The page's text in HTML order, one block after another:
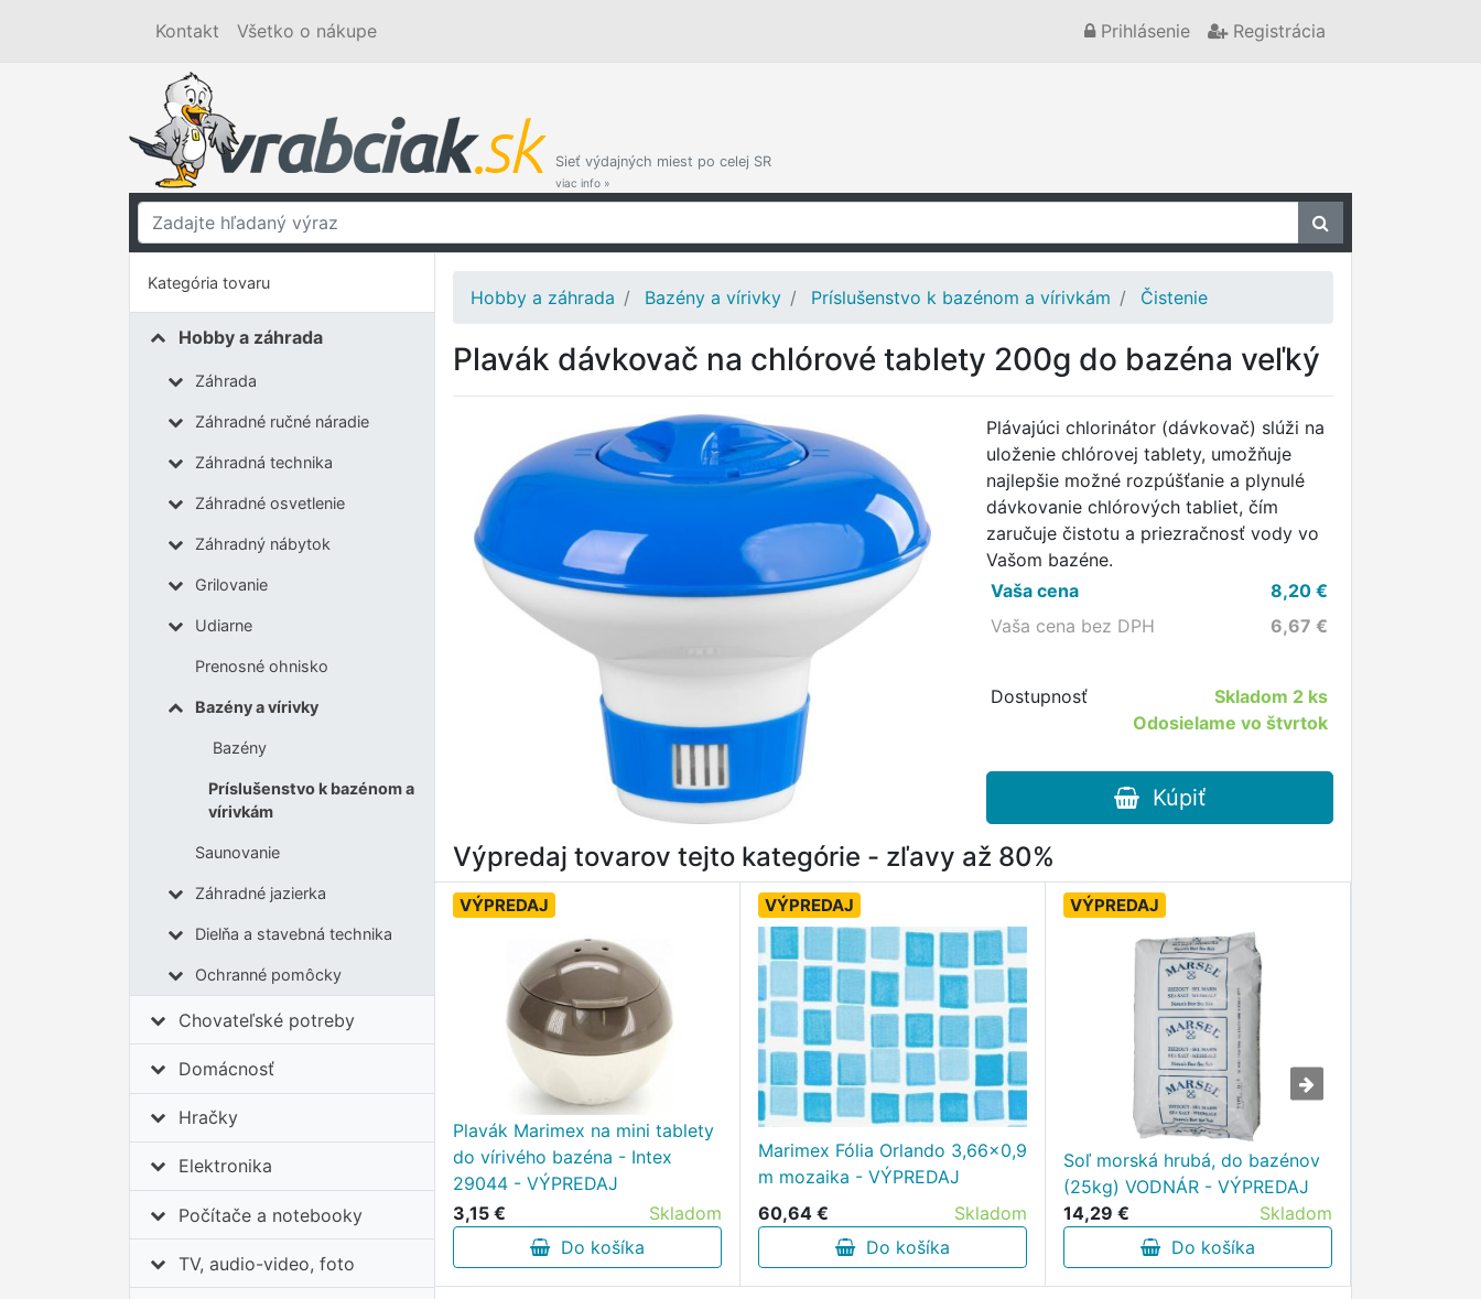
Kontakt Všetko o nákupe Prihlásenie Registrácia
Sieť výdajných miest po celej SR
viac info »
Kategória tovaru
Hobby a záhrada
Záhrada
Záhradné ručné náradie
Záhradná technika
Záhradné osvetlenie
Záhradný nábytok
Grilovanie
Udiarne
Prenosné ohnisko
Bazény a vírivky
Bazény
Príslušenstvo k bazénom a
vírivkám
Saunovanie
Záhradné jazierka
Dielňa a stavebná technika
Ochranné pomôcky
Chovateľské potreby
Domácnosť
Hračky
Elektronika
Počítače a notebooky
TV, audio-video, foto
Hobby a záhrada Bazény a vírivky Príslušenstvo k bazénom a vírivkám Čistenie
Plavák dávkovač na chlórové tablety 200g do bazéna veľký
Plávajúci chlorinátor (dávkovač) slúži na
uloženie chlórovej tablety, umožňuje
najlepšie možné rozpúšťanie a plynulé
dávkovanie chlórových tabliet, čím
zaručuje čistotu a priezračnosť vody vo
Vašom bazéne.
Vaša cena
8,20€
Vaša cena bez DPH
6,67 €
Dostupnosť Skladom 2 ks
Odosielame vo štvrtok
Kúpiť
Výpredaj tovarov tejto kategórie - zľavy až 80%
VÝPREDAJ
Plavák Marimex na mini tablety
do vírivého bazéna - Intex
29044 - VÝPREDAJ
3,15 €
Skladom
Do košíka
VÝPREDAJ
Marimex Fólia Orlando 3,66x0,9
m mozaika - VÝPREDAJ
60,64 €
Skladom
Do košíka
VÝPREDAJ
Soľ morská hrubá, do bazénov
(25kg) VODNÁR - VÝPREDAJ
14,29 €
Skladom
Do košíka